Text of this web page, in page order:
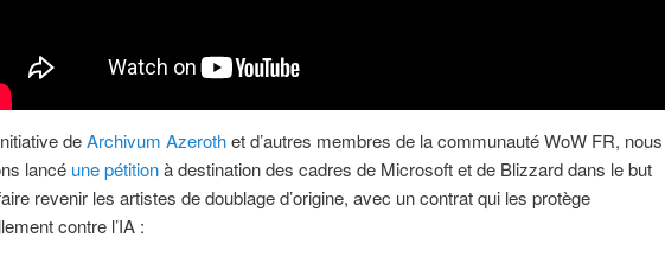
deArchivum Azerothet d’autres membres de la communauté WoW FR, nous
lancé une pétitionà destination des cadres de Microsoft et de Blizzard dans le but
revenir les artistes de doublage d’origine, avec un contrat qui les protège
contre l’IA :